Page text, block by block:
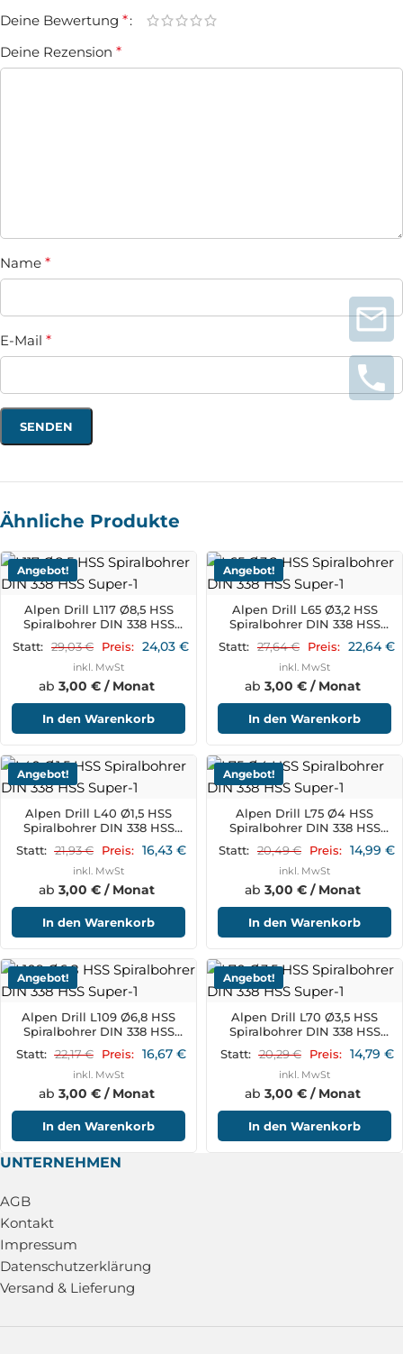
Deine Bewertung *
Deine Rezension *
Name *
E-Mail *
Ähnliche Produkte
Angebot!
Alpen Drill L117 Ø8,5 HSS
Spiralbohrer DIN 338 HSS
Super
Statt: 29,03€ Preis: 24,03 €
inkl. MwSt
ab 3,00 € / Monat
In den Warenkorb
Angebot!
Alpen Drill L65 Ø3,2 HSS
Spiralbohrer DIN 338 HSS
Super
Statt: 27,64€ Preis: 22,64€
inkl. MwSt
ab 3,00 € / Monat
In den Warenkorb
Angebot!
Alpen Drill L40 Ø1,5 HSS
Spiralbohrer DIN 338 HSS
Super
Statt: 21,93€ Preis: 16,43 €
inkl. MwSt
ab 3,00 € / Monat
In den Warenkorb
Angebot!
Alpen Drill L75 Ø4 HSS
Spiralbohrer DIN 338 HSS
Super
Statt: 20,49€ Preis: 14,99 €
inkl. MwSt
ab 3,00 € / Monat
In den Warenkorb
Angebot!
Alpen Drill L109 Ø6,8 HSS
Spiralbohrer DIN 338 HSS
Super
Statt: 22,17€ Preis: 16,67 €
inkl. MwSt
ab 3,00 € / Monat
In den Warenkorb
Angebot!
Alpen Drill L70 Ø3,5 HSS
Spiralbohrer DIN 338 HSS
Super
Statt: 20,29€ Preis: 14,79 €
inkl. MwSt
ab 3,00 € / Monat
In den Warenkorb
UNTERNEHMEN
AGB
Kontakt
Impressum
Datenschutzerklärung
Versand & Lieferung